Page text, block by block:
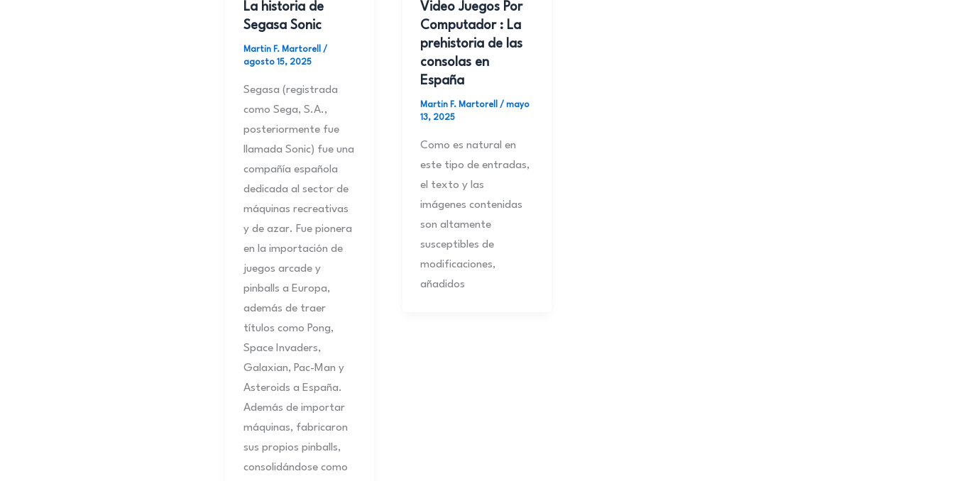
La historia de
Segasa Sonic
Martin F. Martorell /
agosto 15, 2025
Segasa (registrada
como Sega, S.A.,
posteriormente fue
llamada Sonic) fue una
compañía española
dedicada al sector de
máquinas recreativas
y de azar. Fue pionera
en la importación de
juegos arcade y
pinballs a Europa,
además de traer
títulos como Pong,
Space Invaders,
Galaxian, Pac-Man y
Asteroids a España.
Además de importar
máquinas, fabricaron
sus propios pinballs,
consolidándose como
Video Juegos Por
Computador : La
prehistoria de las
consolas en
España
Martin F. Martorell/mayo
13, 2025
Como es natural en
este tipo de entradas,
el texto y las
imágenes contenidas
son altamente
susceptibles de
modificaciones,
añadidos